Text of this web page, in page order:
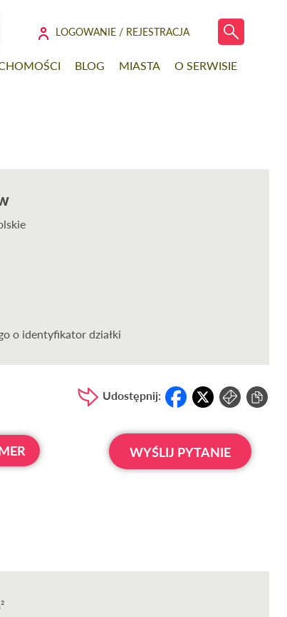
LOGOWANIE / REJESTRACJA
BLOG MIASTA O SERWISIE
o identyfikator działki
Udostępnij:
WYŚLIJ PYTANIE